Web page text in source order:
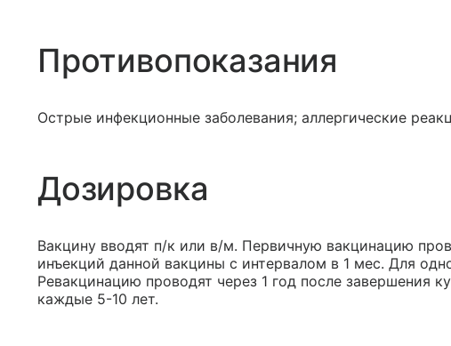
Противопоказания
Острые инфекционные заболевания; аллергические
Дозировка
Вакцину вводят п/к или в/м. Первичную вакцинацию
инъекций данной вакцины с интервалом в 1 мес. Для
Ревакцинацию проводят через 1 год после завершения
каждые 5-10 лет.